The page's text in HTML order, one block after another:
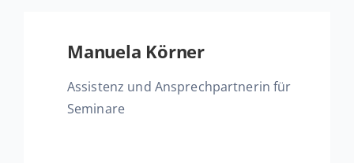
Manuela Körner
As­sis­tenz und An­sprech­part­ne­rinfür
Se­mi­na­re